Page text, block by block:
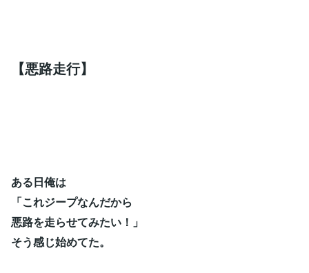
【悪路走行】
ある日俺は
「これジープなんだから
悪路を走らせてみたい！」
そう感じ始めてた。